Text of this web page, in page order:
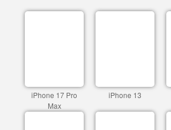
iPhone 17 Pro
Max
iPhone 13